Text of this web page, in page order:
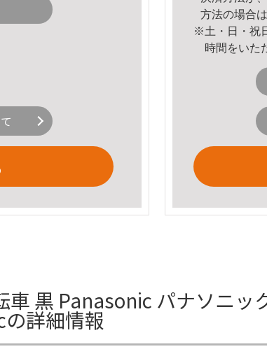
方法の場合は
※土・日・祝
時間をいた
黒 Panasonic パナソニッ
詳細情報